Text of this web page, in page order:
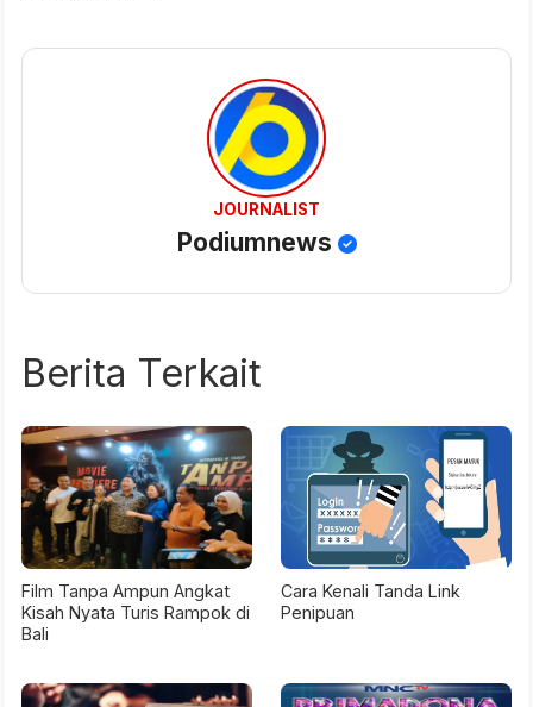
JOURNALIST
Podiumnews
Berita Terkait
Film Tanpa Ampun Angkat
Kisah Nyata Turis Rampok di
Bali
Cara Kenali Tanda Link
Penipuan